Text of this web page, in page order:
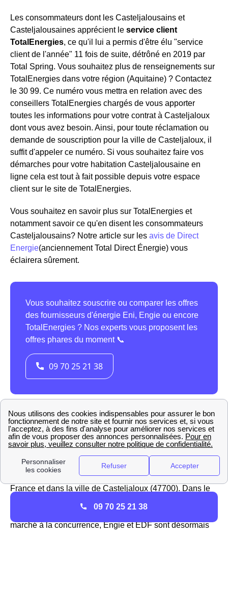
Les consommateurs dont les Casteljalousains et
Casteljalousaines apprécient le service client
TotalEnergies, ce qu'il lui a permis d'être élu "service
client de l'année" 11 fois de suite, détrôné en 2019 par
Total Spring. Vous souhaitez plus de renseignements sur
TotalEnergies dans votre région (Aquitaine) ? Contactez
le 30 99. Ce numéro vous mettra en relation avec des
conseillers TotalEnergies chargés de vous apporter
toutes les informations pour votre contrat à Casteljaloux
dont vous avez besoin. Ainsi, pour toute réclamation ou
demande de souscription pour la ville de Casteljaloux, il
suffit d'appeler ce numéro. Si vous souhaitez faire vos
démarches pour votre habitation Casteljalousaine en
ligne cela est tout à fait possible depuis votre espace
client sur le site de TotalEnergies.
Vous souhaitez en savoir plus sur TotalEnergies et
notamment savoir ce qu'en disent les consommateurs
Casteljalousains? Notre article sur les avis de Direct
Energie(anciennement Total Direct Énergie) vous
éclairera sûrement.
La présence d'Engie (ex GDF-Suez) à Casteljaloux
GDF-Suez, qui a été rebaptiséEngie
, est un des acteurs
principaux de l'énergie, et surtout du gaz, dans toute la
France et dans la ville de Casteljaloux (47700). Dans le
marché à la concurrence, Engie et EDF sont désormais
09 70 25 21 38